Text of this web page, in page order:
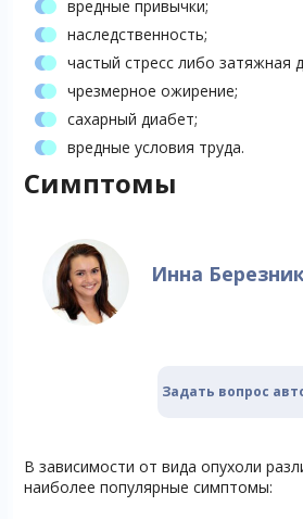
вредные привычки;
наследственность;
частый стресс либо затяжная
чрезмерное ожирение;
сахарный диабет;
вредные условия труда.
Симптомы
Инна
Задать вопрос
В зависимости от вида опухоли
наиболее популярные симптомы: